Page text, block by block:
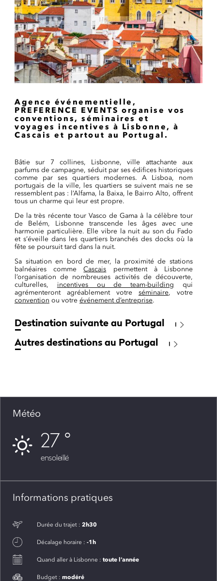
Agence événementielle,
PREFERENCE EVENTSorganise vos
conventions, séminaires et
voyages incentives à Lisbonne, à
Cascais et partout au Portugal.
Bâtie sur 7 collines, Lisbonne, ville attachante aux
parfums de campagne, séduit par ses édifices historiques
comme par ses quartiers modernes. A Lisboa, nom
portugais de la ville, les quartiers se suivent mais ne se
ressemblent pas : l’Alfama, la Baixa, le Bairro Alto, offrent
tous un charme qui leur est propre.
De la très récente tour Vasco de Gama à la célèbre tour
de Belém, Lisbonne transcende les âges avec une
harmonie particulière. Elle vibre la nuit au son du Fado
et s’éveille dans les quartiers branchés des docks où la
fête se poursuit tard dans la nuit.
Sa situation en bord de mer, la proximité de stations
balnéaires commeCascais permettent à Lisbonne
l’organisation de nombreuses activités de découverte,
culturelles, incentives ou de team-building qui
agrémenteront agréablement votre séminaire, votre
convention ou votre événement d’entreprise.
Destination suivante au Portugal
Autres destinations au Portugal
Météo
27
ensoleillé
Informations pratiques
Durée du trajet : 2h30
Décalage horaire : -1h
Quand aller à Lisbonne : toute l’année
Budget : modéré